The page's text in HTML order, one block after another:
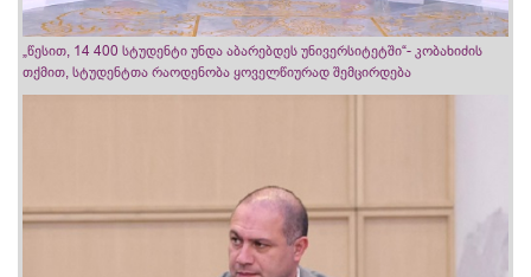
„წესით, 14 400 სტუდენტი უნდა აბარებდეს უნივერსიტეტში“- კობახიძის
თქმით, სტუდენტთა რაოდენობა ყოველწიურად შემცირდება